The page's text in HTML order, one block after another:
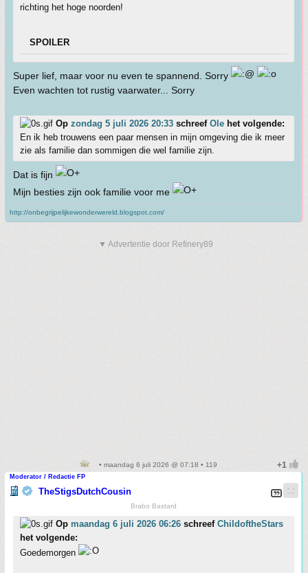
richting het hoge noorden!
SPOILER
Super lief, maar voor nu even te spannend. Sorry
Even wachten tot rustig vaarwater... Sorry
Op zondag 5 juli 2026 20:33 schreef Ole het volgende:
En ik heb trouwens een paar mensen in mijn omgeving die ik meer
zie als familie dan sommigen die wel familie zijn.
Dat is fijn
Mijn besties zijn ook familie voor me
http://onbegrijpelijkewonderwereld.blogspot.com/
▼ Advertentie door Refinery89
• maandag 6 juli 2026 @ 07:18 • 119
Moderator / Redactie FP
TheStigsDutchCousin
Brabo Bastard
Op maandag 6 juli 2026 06:26 schreef ChildoftheStars
het volgende:
Goedemorgen